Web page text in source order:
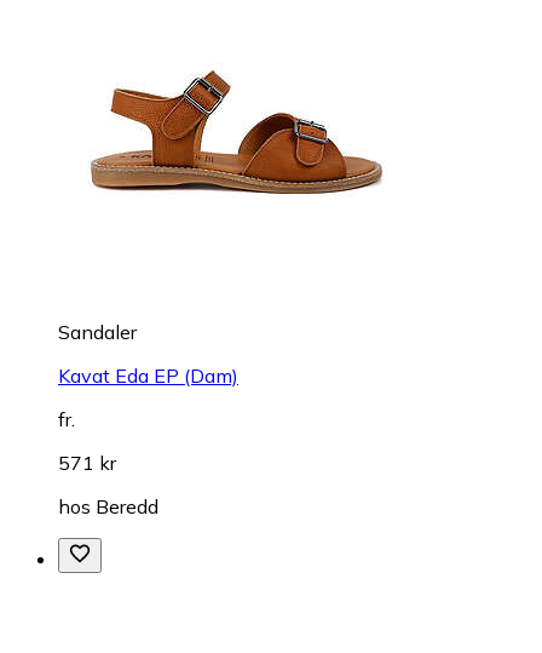
Sandaler
Kavat Eda EP (Dam)
fr.
571 kr
hos Beredd